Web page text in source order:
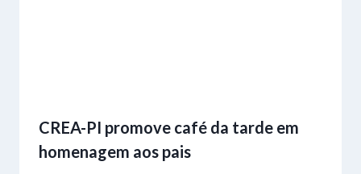
CREA-PI promove café da tarde em
homenagem aos pais